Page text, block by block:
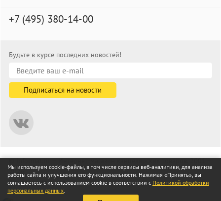
+7 (495) 380-14-00
Будьте в курсе последних новостей!
© informat.ru — Интернет-магазин канцелярских товаров. 2001—
2026
Все права защищены
Мы используем cookie-файлы, в том числе сервисы веб-аналитики, для анализа
работы сайта и улучшения его функциональности. Нажимая «Принять», вы
соглашаетесь с использованием cookie в соответствии с Политикой обработки
персональных данных.